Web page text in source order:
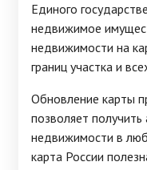
Единого
недвижимое
недвижимости на
границ участка и
Обновление карты
позволяет
недвижимости в
карта России